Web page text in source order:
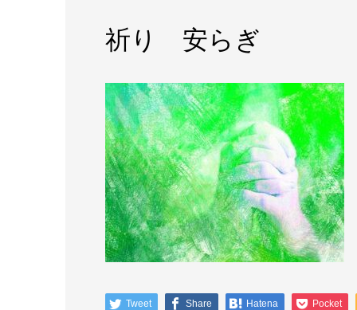
祈り 安らぎ
Tweet Share Hatena Pocket